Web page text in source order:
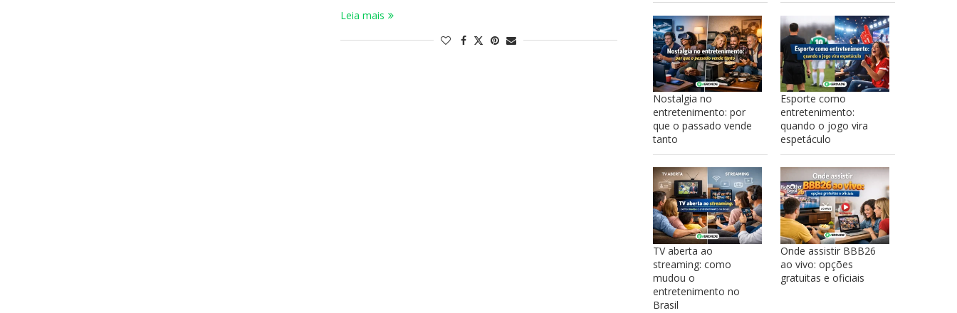
Leia mais
Nostalgia no
entretenimento: por
que o passado vende
tanto
Esporte como
entretenimento:
quando o jogo vira
espetáculo
TV aberta ao
streaming: como
mudou o
entretenimento no
Brasil
Onde assistir BBB26
ao vivo: opções
gratuitas e oficiais